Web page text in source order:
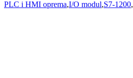
PLC i HMI oprema,I/O modul,S7-1200,